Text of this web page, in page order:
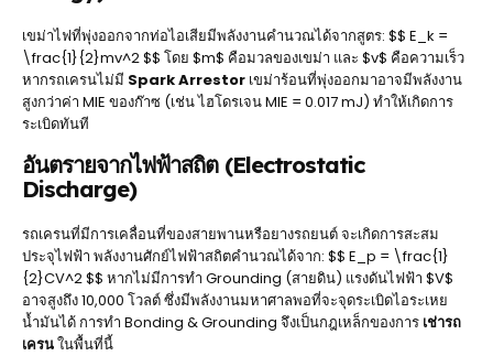
เขม่าไฟที่พุ่งออกจากท่อไอเสียมีพลังงานคำนวณได้จากสูตร: $$ E_k =
\frac{1}{2}mv^2 $$ โดย $m$ คือมวลของเขม่า และ $v$ คือความเร็ว
หากรถเครนไม่มี Spark Arrestor เขม่าร้อนที่พุ่งออกมาอาจมีพลังงาน
สูงกว่าค่า MIE ของก๊าซ (เช่น ไฮโดรเจน MIE = 0.017 mJ) ทำให้เกิดการ
ระเบิดทันที
อันตรายจากไฟฟ้าสถิต (Electrostatic
Discharge)
รถเครนที่มีการเคลื่อนที่ของสายพานหรือยางรถยนต์ จะเกิดการสะสม
ประจุไฟฟ้า พลังงานศักย์ไฟฟ้าสถิตคำนวณได้จาก: $$ E_p = \frac{1}
{2}CV^2 $$ หากไม่มีการทำ Grounding (สายดิน) แรงดันไฟฟ้า $V$
อาจสูงถึง 10,000 โวลต์ ซึ่งมีพลังงานมหาศาลพอที่จะจุดระเบิดไอระเหย
น้ำมันได้ การทำ Bonding & Grounding จึงเป็นกฎเหล็กของการ เช่ารถ
เครนในพื้นที่นี้